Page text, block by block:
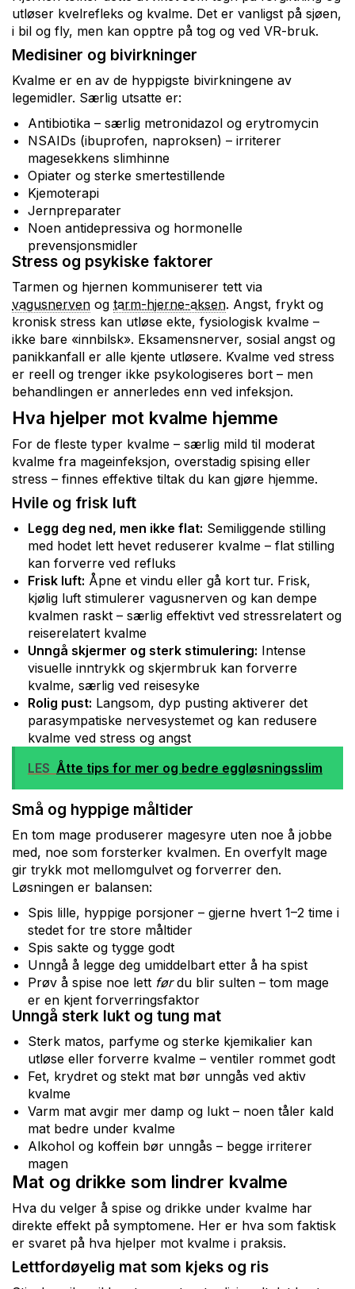
utløser kvelrefleks og kvalme. Det er vanligst på sjøen,
i bil og fly, men kan opptre på tog og ved VR-bruk.
Medisiner og bivirkninger
Kvalme er en av de hyppigste bivirkningene av
legemidler. Særlig utsatte er:
Antibiotika – særlig metronidazol og erytromycin
NSAIDs (ibuprofen, naproksen) – irriterer
magesekkens slimhinne
Opiater og sterke smertestillende
Kjemoterapi
Jernpreparater
Noen antidepressiva og hormonelle
prevensjonsmidler
Stress og psykiske faktorer
Tarmen og hjernen kommuniserer tett via
vagusnerven og tarm-hjerne-aksen. Angst, frykt og
kronisk stress kan utløse ekte, fysiologisk kvalme –
ikke bare «innbilsk». Eksamensnerver, sosial angst og
panikkanfall er alle kjente utløsere. Kvalme ved stress
er reell og trenger ikke psykologiseres bort – men
behandlingen er annerledes enn ved infeksjon.
Hva hjelper mot kvalme hjemme
For de fleste typer kvalme – særlig mild til moderat
kvalme fra mageinfeksjon, overstadig spising eller
stress – finnes effektive tiltak du kan gjøre hjemme.
Hvile og frisk luft
Legg deg ned, men ikke flat: Semiliggende stilling
med hodet lett hevet reduserer kvalme – flat stilling
kan forverre ved refluks
Frisk luft: Åpne et vindu eller gå kort tur. Frisk,
kjølig luft stimulerer vagusnerven og kan dempe
kvalmen raskt – særlig effektivt ved stressrelatert og
reiserelatert kvalme
Unngå skjermer og sterk stimulering: Intense
visuelle inntrykk og skjermbruk kan forverre
kvalme, særlig ved reisesyke
Rolig pust: Langsom, dyp pusting aktiverer det
parasympatiske nervesystemet og kan redusere
kvalme ved stress og angst
LES Åtte tips for mer og bedre eggløsningsslim
Små og hyppige måltider
En tom mage produserer magesyre uten noe å jobbe
med, noe som forsterker kvalmen. En overfylt mage
gir trykk mot mellomgulvet og forverrer den.
Løsningen er balansen:
Spis lille, hyppige porsjoner – gjerne hvert 1–2 time i
stedet for tre store måltider
Spis sakte og tygge godt
Unngå å legge deg umiddelbart etter å ha spist
Prøv å spise noe lett førdu blir sulten – tom mage
er en kjent forverringsfaktor
Unngå sterk lukt og tung mat
Sterk matos, parfyme og sterke kjemikalier kan
utløse eller forverre kvalme – ventiler rommet godt
Fet, krydret og stekt mat bør unngås ved aktiv
kvalme
Varm mat avgir mer damp og lukt – noen tåler kald
mat bedre under kvalme
Alkohol og koffein bør unngås – begge irriterer
magen
Mat og drikke som lindrer kvalme
Hva du velger å spise og drikke under kvalme har
direkte effekt på symptomene. Her er hva som faktisk
er svaret på hva hjelper mot kvalme i praksis.
Lettfordøyelig mat som kjeks og ris